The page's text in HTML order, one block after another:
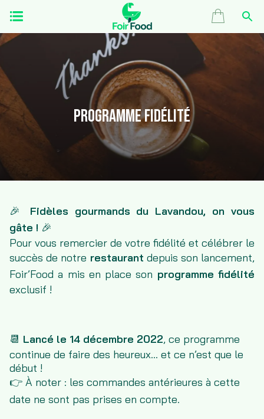
Programme fidélité
🎉 Fidèles gourmands du Lavandou, on vous
gâte ! 🎉
Pour vous remercier de votre fidélité et célébrer le
succès de notre restaurant depuis son lancement,
Foir’Food a mis en place son programme fidélité
exclusif !
📆 Lancé le 14 décembre 2022, ce programme
continue de faire des heureux… et ce n’est que le
début !
👉 À noter : les commandes antérieures à cette
date ne sont pas prises en compte.